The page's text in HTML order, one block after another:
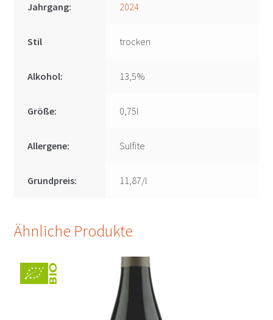
Jahrgang: 2024
Stil trocken
Alkohol: 13,5%
Größe: 0,75l
Allergene: Sulfite
Grundpreis: 11,87/l
Ähnliche Produkte